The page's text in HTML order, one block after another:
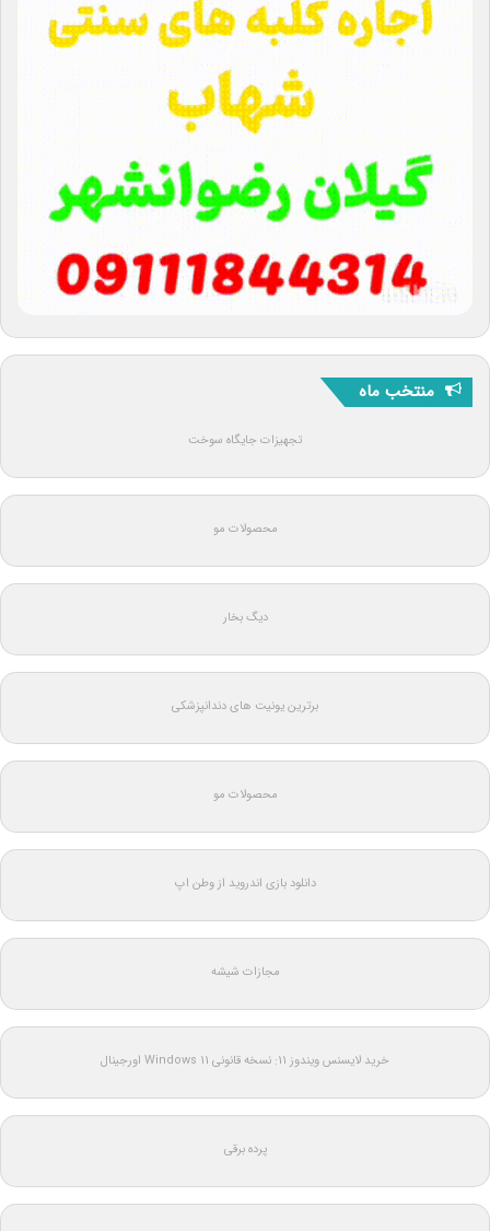
منتخب ماه
تجهیزات جایگاه سوخت
محصولات مو
دیگ بخار
برترین یونیت های دندانپزشکی
محصولات مو
دانلود بازی اندروید از وطن اپ
مجازات شیشه
خرید لایسنس ویندوز 11: نسخه قانونی Windows 11 اورجینال
پرده برقی